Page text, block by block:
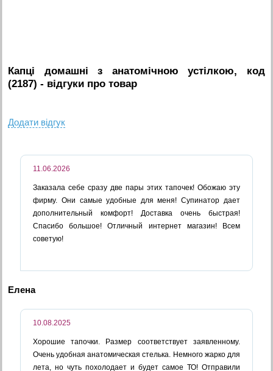
Капці домашні з анатомічною устілкою, код
(2187) - вiдгуки про товар
Додати вiдгук
11.06.2026
Заказала себе сразу две пары этих тапочек! Обожаю эту
фирму. Они самые удобные для меня! Супинатор дает
дополнительный комфорт! Доставка очень быстрая!
Спасибо большое! Отличный интернет магазин! Всем
советую!
Елена
10.08.2025
Хорошие тапочки. Размер соответствует заявленному.
Очень удобная анатомическая стелька. Немного жарко для
лета, но чуть похолодает и будет самое ТО! Отправили